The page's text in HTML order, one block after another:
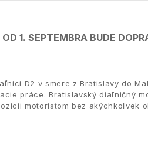
1. SEPTEMBRA BUDE
D2 v smere z Bratislavy do
práce. Bratislavský diaľničný
motoristom bez akýchkoľvek